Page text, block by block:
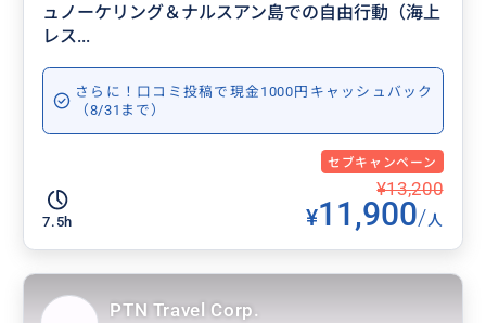
ュノーケリング＆ナルスアン島での自由行動（海上
レス...
さらに！口コミ投稿で現金1000円キャッシュバック
（8/31まで）
セブキャンペーン
7.5h
¥13,200
¥11,900/人
PTN Travel Corp.